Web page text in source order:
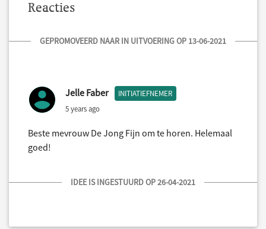
Reacties
GEPROMOVEERD NAAR IN UITVOERING OP 13-06-2021
Jelle Faber INITIATIEFNEMER
5 years ago
Beste mevrouw De Jong Fijn om te horen. Helemaal
goed!
IDEE IS INGESTUURD OP 26-04-2021